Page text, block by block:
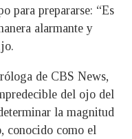
para prepararse: “Es
alarmante y
de CBS News,
del ojo del
la magnitud
conocido como el